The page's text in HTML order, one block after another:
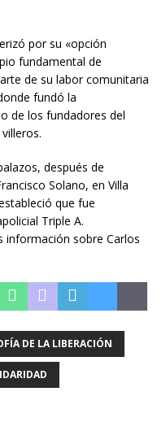
por su «opción
fundamental de
de su labor comunitaria
fundó la
de los fundadores del
después de
Solano, en Villa
que fue
Triple A.
información sobre Carlos
DE LA LIBERACIÓN